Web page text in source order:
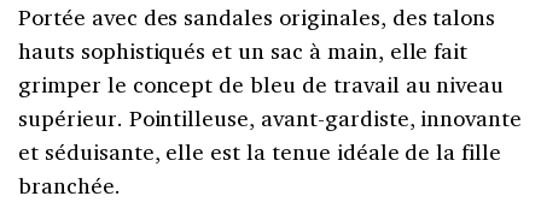
Portée avec des sandales originales, des talons
hauts sophistiqués et un sac à main, elle fait
grimper le concept de bleu de travail au niveau
supérieur. Pointilleuse, avant-gardiste, innovante
et séduisante, elle est la tenue idéale de la fille
branchée.